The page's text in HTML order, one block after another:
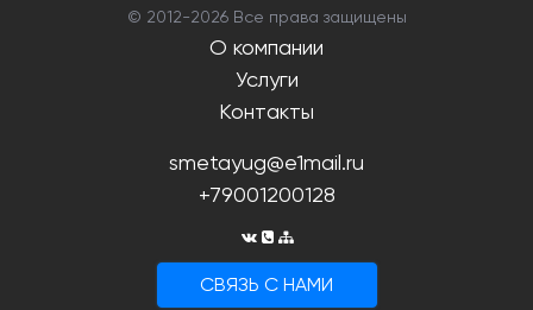
© 2012-2026 Все права защищены
О компании
Услуги
Контакты
smetayug@e1mail.ru
+79001200128
CВЯЗЬ С НАМИ